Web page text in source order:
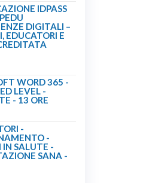
IDPASS
DIGITALI –
EDUCATORI E
WORD 365 -
LEVEL -
- 13 ORE
-
-
SALUTE -
SANA -